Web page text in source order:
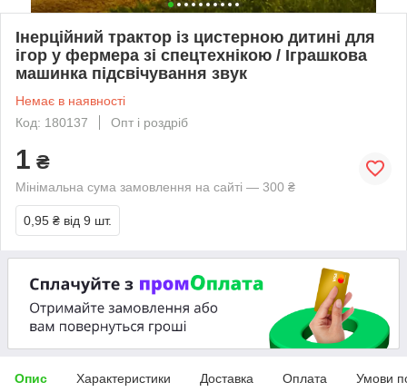
Інерційний трактор із цистерною дитині для
ігор у фермера зі спецтехнікою / Іграшкова
машинка підсвічування звук
Немає в наявності
Код: 180137
Опт і роздріб
1 ₴
Мінімальна сума замовлення на сайті — 300 ₴
0,95 ₴ від 9 шт.
Опис Характеристики Доставка Оплата Умови